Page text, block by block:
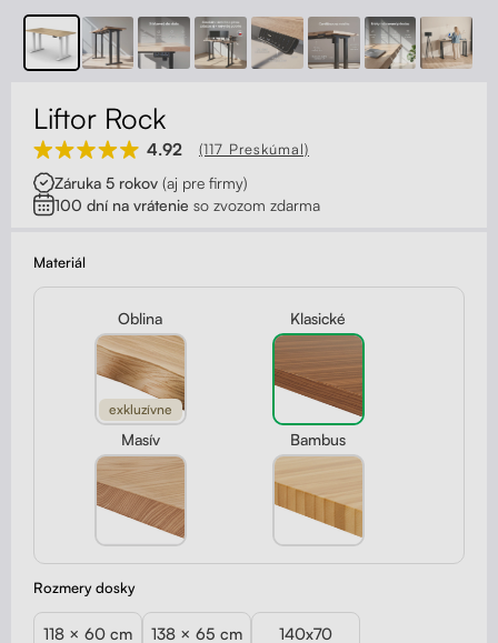
Kolieska
Stojany na monitor - Riser
Skrinky so zásuvkami a zásuvky
Akustické paravány
Opierky
Kontakt
Liftor Rock
4.92 (117 Preskúmal)
Záruka 5 rokov (aj pre firmy)
100 dní na vrátenie so zvozom zdarma
Materiál
Oblina
exkluzívne
Klasické
Masív Bambus
Rozmery dosky
118 × 60 cm 138 × 65 cm 140x70